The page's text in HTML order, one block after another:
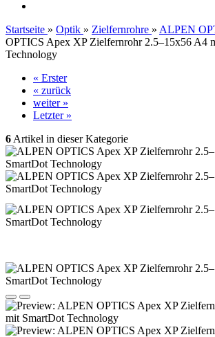
Startseite » Optik » Zielfernrohre » ALPEN
OPTICS Apex XP Zielfernrohr 2.5–15x56 A4
Technology
« Erster
« zurück
weiter »
Letzter »
6 Artikel in dieser Kategorie